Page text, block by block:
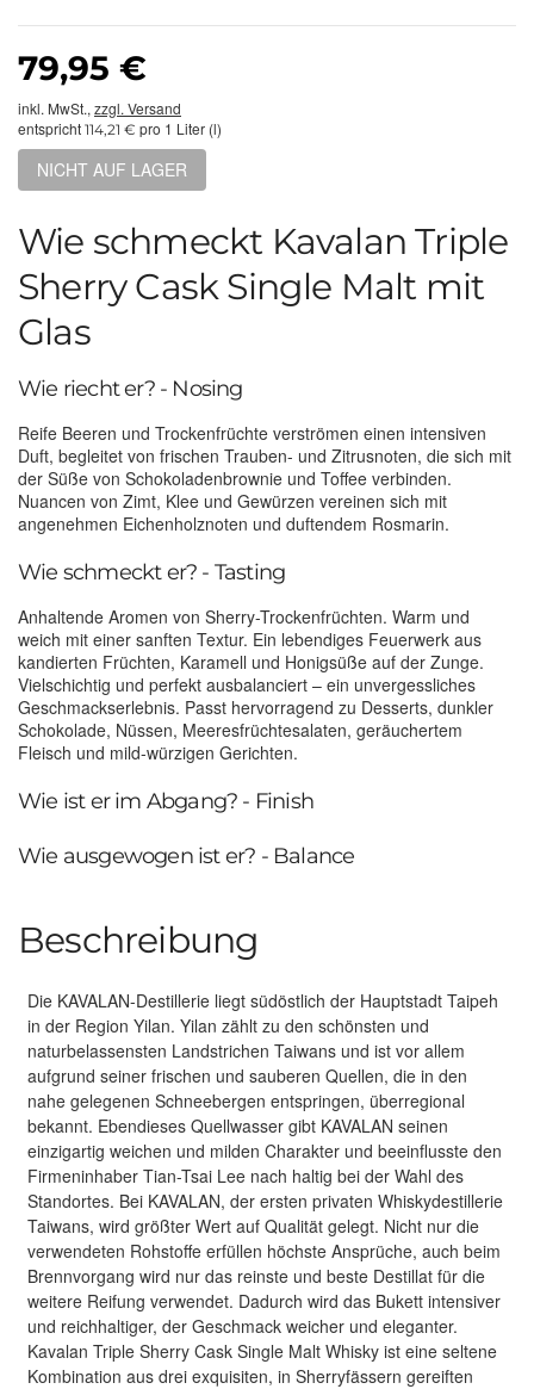
79,95 €
inkl. MwSt., zzgl. Versand
entspricht 114,21 € pro 1 Liter (l)
NICHT AUF LAGER
Wie schmeckt Kavalan Triple
Sherry Cask Single Malt mit
Glas
Wie riecht er? - Nosing
Reife Beeren und Trockenfrüchte verströmen einen intensiven
Duft, begleitet von frischen Trauben- und Zitrusnoten, die sich mit
der Süße von Schokoladenbrownie und Toffee verbinden.
Nuancen von Zimt, Klee und Gewürzen vereinen sich mit
angenehmen Eichenholznoten und duftendem Rosmarin.
Wie schmeckt er? - Tasting
Anhaltende Aromen von Sherry-Trockenfrüchten. Warm und
weich mit einer sanften Textur. Ein lebendiges Feuerwerk aus
kandierten Früchten, Karamell und Honigsüße auf der Zunge.
Vielschichtig und perfekt ausbalanciert – ein unvergessliches
Geschmackserlebnis. Passt hervorragend zu Desserts, dunkler
Schokolade, Nüssen, Meeresfrüchtesalaten, geräuchertem
Fleisch und mild-würzigen Gerichten.
Wie ist er im Abgang? - Finish
Wie ausgewogen ist er? - Balance
Beschreibung
Die KAVALAN-Destillerie liegt südöstlich der Hauptstadt Taipeh
in der Region Yilan. Yilan zählt zu den schönsten und
naturbelassensten Landstrichen Taiwans und ist vor allem
aufgrund seiner frischen und sauberen Quellen, die in den
nahe gelegenen Schneebergen entspringen, überregional
bekannt. Ebendieses Quellwasser gibt KAVALAN seinen
einzigartig weichen und milden Charakter und beeinflusste den
Firmeninhaber Tian-Tsai Lee nach haltig bei der Wahl des
Standortes. Bei KAVALAN, der ersten privaten Whiskydestillerie
Taiwans, wird größter Wert auf Qualität gelegt. Nicht nur die
verwendeten Rohstoffe erfüllen höchste Ansprüche, auch beim
Brennvorgang wird nur das reinste und beste Destillat für die
weitere Reifung verwendet. Dadurch wird das Bukett intensiver
und reichhaltiger, der Geschmack weicher und eleganter.
Kavalan Triple Sherry Cask Single Malt Whisky ist eine seltene
Kombination aus drei exquisiten, in Sherryfässern gereiften